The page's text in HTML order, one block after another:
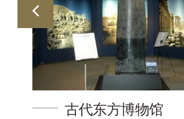
古代东方博物馆